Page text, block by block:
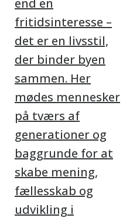
end en
fritidsinteresse –
det er en livsstil,
der binder byen
sammen. Her
mødes mennesker
på tværs af
generationer og
baggrunde for at
skabe mening,
fællesskab og
udvikling i